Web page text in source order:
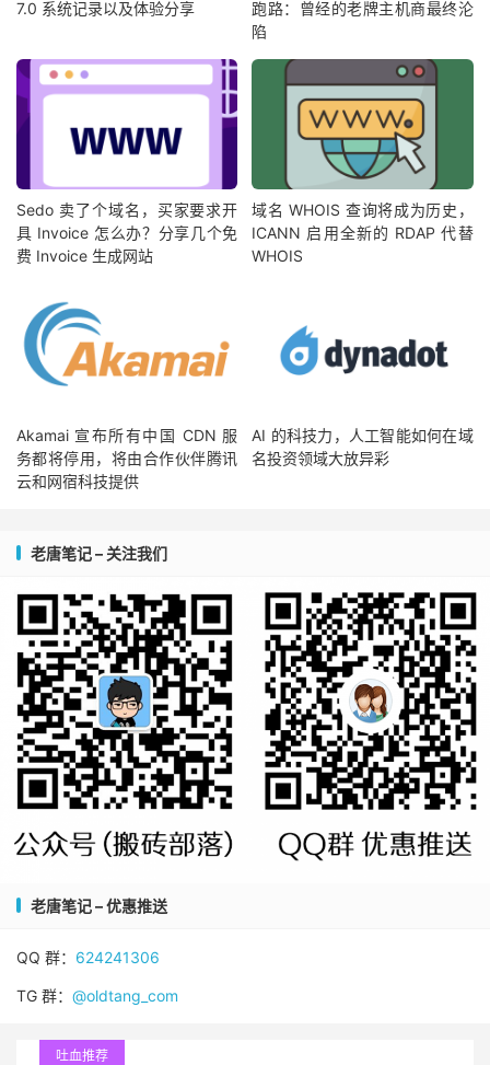
7.0 系统记录以及体验分享
跑路：曾经的老牌主机商最终沦
陷
Sedo 卖了个域名，买家要求开
具 Invoice 怎么办？分享几个免
费 Invoice 生成网站
域名 WHOIS 查询将成为历史，
ICANN 启用全新的 RDAP 代替
WHOIS
Akamai 宣布所有中国 CDN 服
务都将停用，将由合作伙伴腾讯
云和网宿科技提供
AI 的科技力，人工智能如何在域
名投资领域大放异彩
老唐笔记 – 关注我们
老唐笔记 – 优惠推送
QQ 群： 624241306
TG 群： @oldtang_com
吐血推荐